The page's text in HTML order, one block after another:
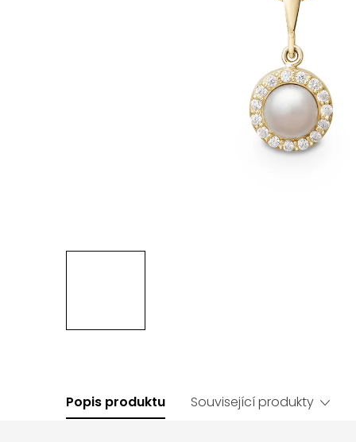
Popis produktu Související produkty